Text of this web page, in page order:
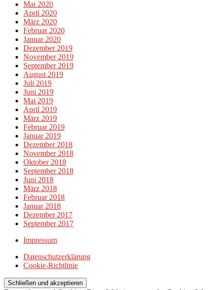
Mai 2020
April 2020
März 2020
Februar 2020
Januar 2020
Dezember 2019
November 2019
September 2019
August 2019
Juli 2019
Juni 2019
Mai 2019
April 2019
März 2019
Februar 2019
Januar 2019
Dezember 2018
November 2018
Oktober 2018
September 2018
Juni 2018
März 2018
Februar 2018
Januar 2018
Dezember 2017
September 2017
Impressum
Datenschutzerklärung
Cookie-Richtlinie